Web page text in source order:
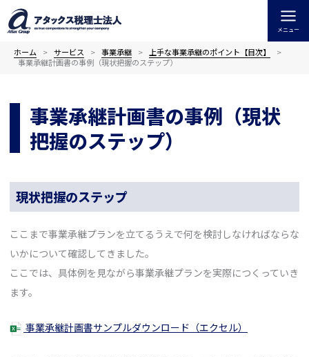
容
を
メニュー
ホーム サービス 事業承継
上手な事業承継のポイント【目次】
事業承継計画書の事例（現状把握のステップ）
事業承継計画書の事例（現状
把握のステップ）
現状把握のステップ
ここまで事業承継プランを立てるうえで何を検討しなければならな
いかについて確認してきました。
ここでは、具体例を見ながら事業承継プランを実際につくっていき
ます。
事業承継計画書サンプルダウンロード（エクセル）